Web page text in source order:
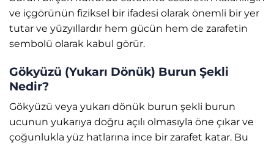
ve içgörünün fiziksel bir ifadesi olarak önemli bir yer
tutar ve yüzyıllardır hem gücün hem de zarafetin
sembolü olarak kabul görür.
Gökyüzü (Yukarı Dönük) Burun Şekli
Nedir?
Gökyüzü veya yukarı dönük burun şekli burun
ucunun yukarıya doğru açılı olmasıyla öne çıkar ve
çoğunlukla yüz hatlarına ince bir zarafet katar. Bu